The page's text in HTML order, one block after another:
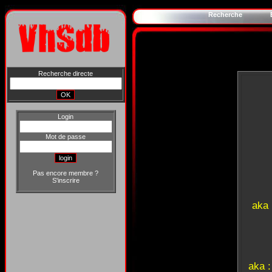
Recherche directe
Login
Mot de passe
Pas encore membre ?
S'inscrire
Recherche
aka